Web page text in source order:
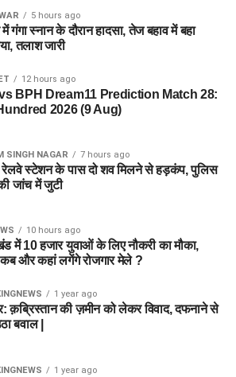
5 hours ago
में गंगा स्नान के दौरान हादसा, तेज बहाव में बहा
तलाश जारी
12 hours ago
BPH Dream11 Prediction Match 28:
2026 (9 Aug)
SINGH NAGAR 7 hours ago
रेलवे स्टेशन के पास दो शव मिलने से हड़कंप, पुलिस
जांच में जुटी
10 hours ago
में 10 हजार युवाओं के लिए नौकरी का मौका,
कब और कहां लगेंगे रोजगार मेले ?
1 year ago
क़ब्रिस्तान की ज़मीन को लेकर विवाद, दफनाने से
बवाल |
1 year ago